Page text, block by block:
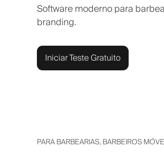
Software moderno para
branding.
Iniciar Teste Gratuito
PARA BARBEARIAS, BARBEIROS